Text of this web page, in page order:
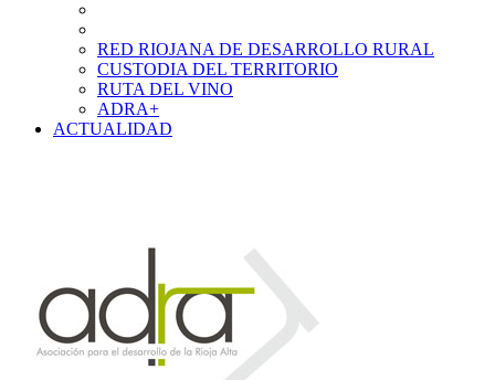
RED RIOJANA DE DESARROLLO RURAL
CUSTODIA DEL TERRITORIO
RUTA DEL VINO
ADRA+
ACTUALIDAD